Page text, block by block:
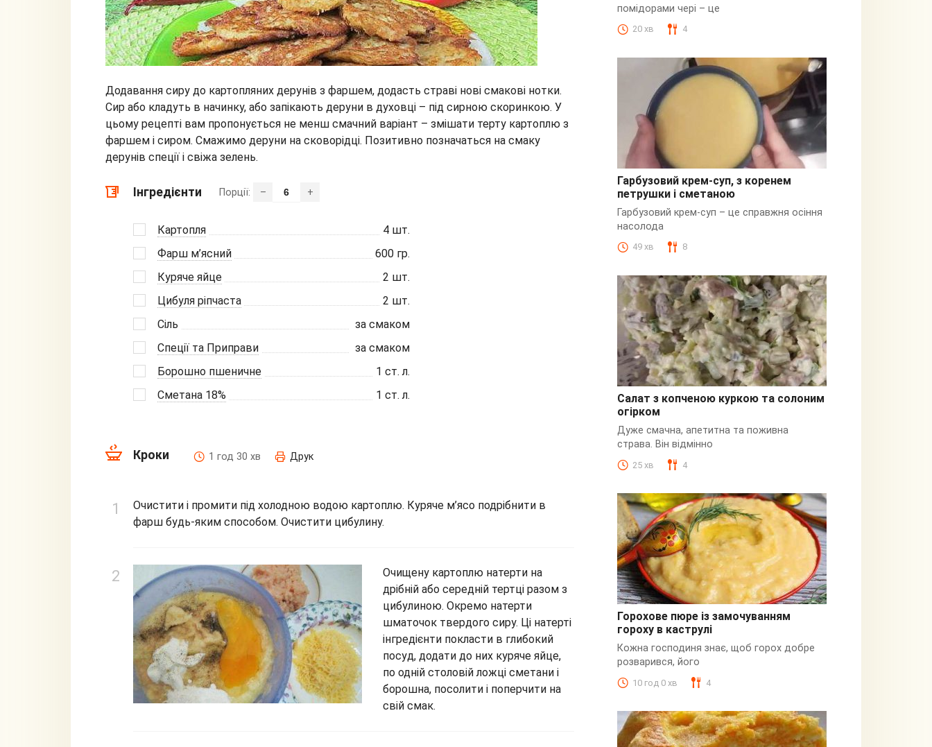
Додавання сиру до картопляних дерунів з фаршем, додасть страві нові смакові нотки.
Сир або кладуть в начинку, або запікають деруни в духовці – під сирною скоринкою. У
цьому рецепті вам пропонується не менш смачний варіант – змішати терту картоплю з
фаршем і сиром. Смажимо деруни на сковорідці. Позитивно позначаться на смаку
дерунів спеції і свіжа зелень.
Інгредієнти Порції: – +
Картопля 4 шт.
Фарш м’ясний
600 гр.
Куряче яйце
2 шт.
Цибуля ріпчаста
2 шт.
Сіль
за смаком
Спеції та Приправи
за смаком
Борошно пшеничне
1 ст. л.
Сметана 18%
1 ст. л.
Кроки 1 год 30 хв Друк
Очистити і промити під холодною водою картоплю. Куряче м’ясо подрібнити в
фарш будь-яким способом. Очистити цибулину.
Очищену картоплю натерти на
дрібній або середній тертці разом з
цибулиною. Окремо натерти
шматочок твердого сиру. Ці натерті
інгредієнти покласти в глибокий
посуд, додати до них куряче яйце,
по одній столовій ложці сметани і
борошна, посолити і поперчити на
свій смак.
помідорами чері – це
20 хв 4
Гарбузовий
Гарбузовий крем-суп, з коренем
петрушки і сметаною
Гарбузовий крем-суп – це справжня осіння
насолода
49 хв 8
З куркою
Салат з копченою куркою та солоним
огірком
Дуже смачна, апетитна та поживна
страва. Він відмінно
25 хв 4
Пюре
Горохове пюре із замочуванням
гороху в каструлі
Кожна господиня знає, щоб горох добре
розварився, його
10 год 0 хв 4